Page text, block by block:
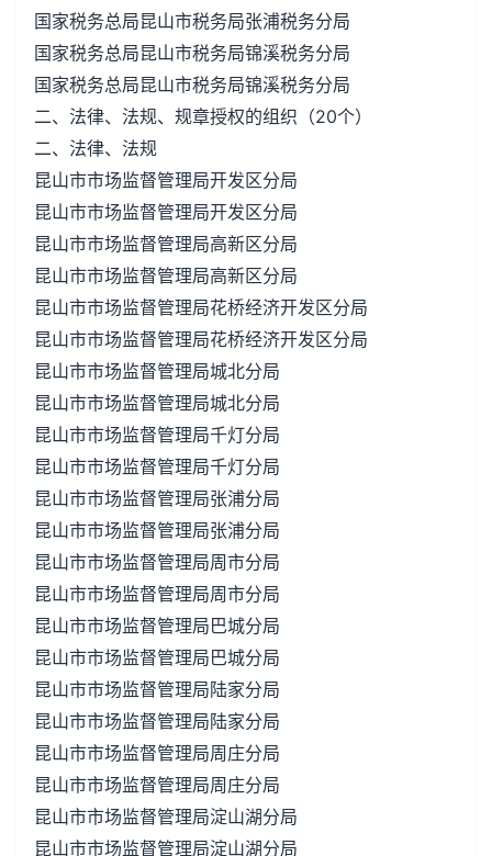
国家税务总局昆山市税务局张浦税务分局
国家税务总局昆山市税务局锦溪税务分局
国家税务总局昆山市税务局锦溪税务分局
二、法律、法规、规章授权的组织（20个）
二、法律、法规
昆山市市场监督管理局开发区分局
昆山市市场监督管理局开发区分局
昆山市市场监督管理局高新区分局
昆山市市场监督管理局高新区分局
昆山市市场监督管理局花桥经济开发区分局
昆山市市场监督管理局花桥经济开发区分局
昆山市市场监督管理局城北分局
昆山市市场监督管理局城北分局
昆山市市场监督管理局千灯分局
昆山市市场监督管理局千灯分局
昆山市市场监督管理局张浦分局
昆山市市场监督管理局张浦分局
昆山市市场监督管理局周市分局
昆山市市场监督管理局周市分局
昆山市市场监督管理局巴城分局
昆山市市场监督管理局巴城分局
昆山市市场监督管理局陆家分局
昆山市市场监督管理局陆家分局
昆山市市场监督管理局周庄分局
昆山市市场监督管理局周庄分局
昆山市市场监督管理局淀山湖分局
昆山市市场监督管理局淀山湖分局